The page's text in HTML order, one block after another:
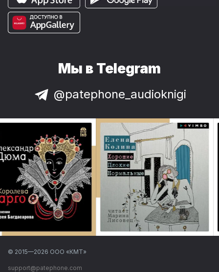
Мы в Telegram
@patephone_audioknigi
© 2015—2026 ООО «КМТ»
support@patephone.com